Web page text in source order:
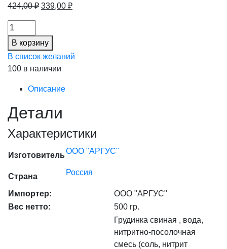
424,00₽ Первоначальная
424,00 ₽.
339,00 ₽Текущая
Бекон
с/
к
б/
к
"Мясорезка"
500гр
(10%),
шт
В корзину
В список желаний
100 в наличии
Описание
Детали
Характеристики
ИзготовительООО "АРГУС"
Страна Россия
Импортер:
ООО "АРГУС"
Вес нетто:
500 гр.
Грудинка свиная , вода,
нитритно-посолочная
смесь (соль, нитрит